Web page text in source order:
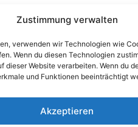
Zustimmung verwalten
verwenden wir Technologien wie
Wenn du diesen Technologien
dieser Website verarbeiten. Wenn du
und Funktionen beeinträchtigt
Akzeptieren